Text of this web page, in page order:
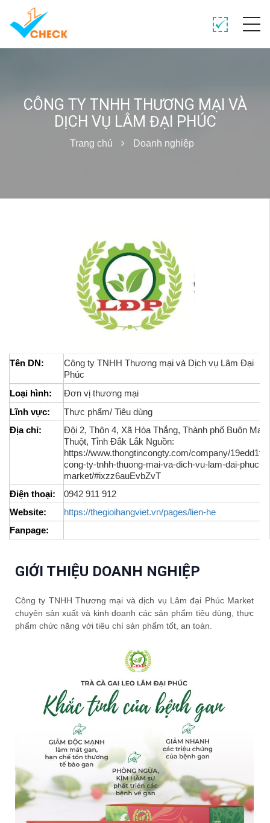
CÔNG TY TNHH THƯƠNG MẠI VÀ
DỊCH VỤ LÂM ĐẠI PHÚC
Trang chủ Doanh nghiệp
Tên DN:
Công ty TNHH Thương mại và Dịch vụ Lâm Đại
Phúc
Loại hình:
Đơn vị thương mại
Lĩnh vực:
Thực phẩm/ Tiêu dùng
Địa chỉ:
Đội 2, Thôn 4, Xã Hòa Thắng, Thành phố Buôn Ma
Thuột, Tỉnh Đắk Lắk Nguồn:
https://www.thongtincongty.com/company/
cong-ty-tnhh-thuong-mai-va-dich-vu-lam-dai-phuc-
market/#ixzz6auEvbZvT
Điện thoại:
0942 911 912
Website:
https://thegioihangviet.vn/pages/lien-he
Fanpage:
GIỚI THIỆU DOANH NGHIỆP
Công ty TNHH Thương mại và dịch vụ Lâm đại Phúc Market
chuyên sản xuất và kinh doanh các sản phẩm tiêu dùng, thực
phẩm chức năng với tiêu chí sản phẩm tốt, an toàn.